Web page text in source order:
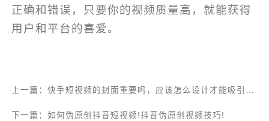
正确和错误，只要你的视频质量高，就能获得
用户和平台的喜爱。
下一篇：如何伪原创抖音短视频!抖音伪原创视频技巧!